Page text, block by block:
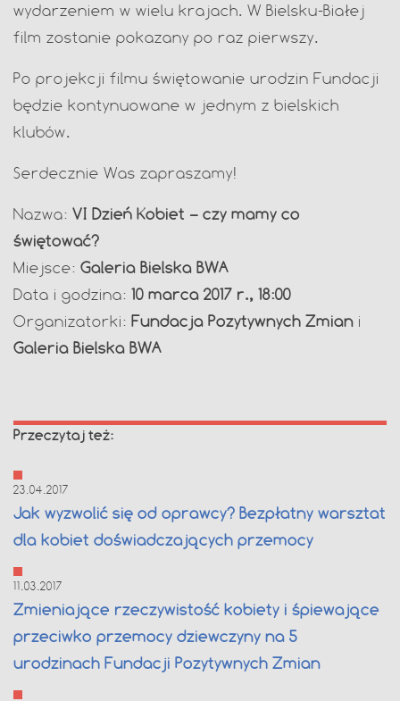
wydarzeniem w wielu krajach. W Bielsku-Białej
film zostanie pokazany po raz pierwszy.
Po projekcji filmu świętowanie urodzin Fundacji
będzie kontynuowane w jednym z bielskich
klubów.
Serdecznie Was zapraszamy!
Nazwa: VI Dzień Kobiet – czy mamy co
świętować?
Miejsce: Galeria Bielska BWA
Data i godzina: 10 marca 2017 r., 18:00
Organizatorki: Fundacja Pozytywnych Zmian i
Galeria Bielska BWA
Przeczytaj też:
23.04.2017
Jak wyzwolić się od oprawcy? Bezpłatny warsztat
dla kobiet doświadczających przemocy
11.03.2017
Zmieniające rzeczywistość kobiety i śpiewające
przeciwko przemocy dziewczyny na 5
urodzinach Fundacji Pozytywnych Zmian